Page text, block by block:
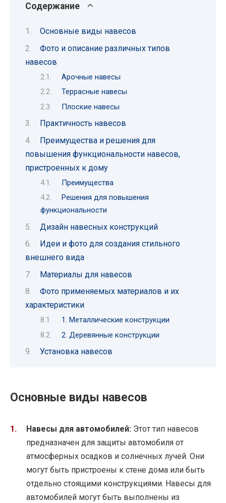
Содержание
Основные виды навесов
Фото и описание различных типов
навесов
Арочные навесы
Террасные навесы
Плоские навесы
Практичность навесов
Преимущества и решения для
повышения функциональности навесов,
пристроенных к дому
Преимущества
Решения для повышения
функциональности
Дизайн навесных конструкций
Идеи и фото для создания стильного
внешнего вида
Материалы для навесов
Фото применяемых материалов и их
характеристики
1. Металлические конструкции
2. Деревянные конструкции
Установка навесов
Основные виды навесов
Навесы для автомобилей: Этот тип навесов
предназначен для защиты автомобиля от
атмосферных осадков и солнечных лучей. Они
могут быть пристроены к стене дома или быть
отдельно стоящими конструкциями. Навесы для
автомобилей могут быть выполнены из